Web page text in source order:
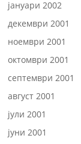
јануари 2002
декември 2001
ноември 2001
октомври 2001
септември 2001
август 2001
јули 2001
јуни 2001